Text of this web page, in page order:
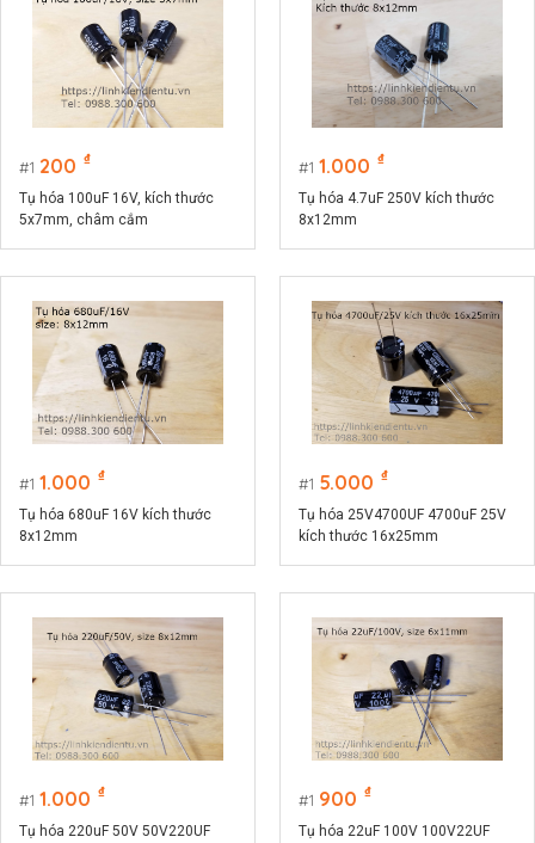
1 200 ₫
Tụ hóa 100uF 16V, kích thước
5x7mm, châm cắm
1 1.000 ₫
Tụ hóa 4.7uF 250V kích thước
8x12mm
1 1.000 ₫
Tụ hóa 680uF 16V kích thước
8x12mm
1 5.000 ₫
Tụ hóa 25V4700UF 4700uF 25V
kích thước 16x25mm
1 1.000 ₫
Tụ hóa 220uF 50V 50V220UF
1 900 ₫
Tụ hóa 22uF 100V 100V22UF